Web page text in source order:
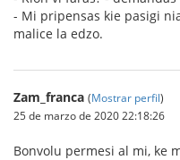
- Mi pripensas kie pasigi
malice la edzo.
Zam_franca (Mostrar perfil)
25 de marzo de 2020 22:18:26
Bonvolu permesi al mi, ke